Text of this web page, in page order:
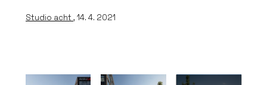
Studio acht , 14. 4. 2021